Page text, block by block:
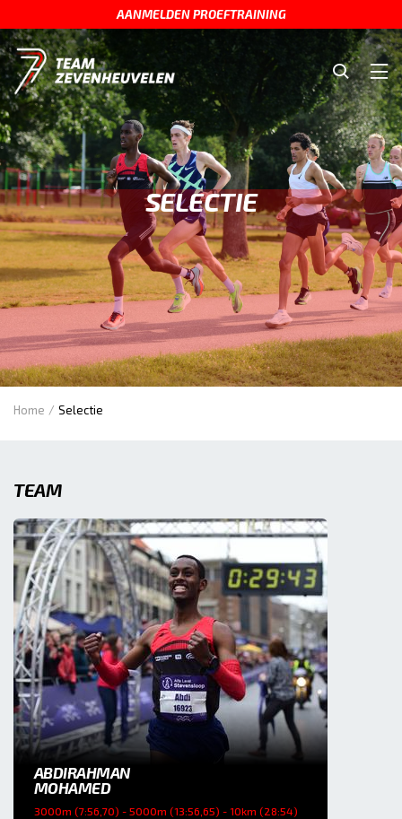
AANMELDEN PROEFTRAINING
SELECTIE
Home Selectie
TEAM
ABDIRAHMAN
MOHAMED
3000m (7:56,70) - 5000m (13:56,65) - 10km (28:54)